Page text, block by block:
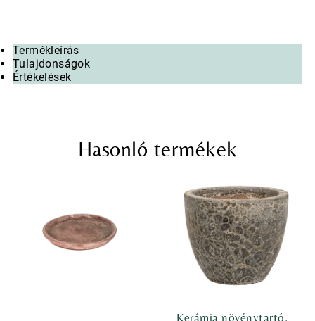
Termékleírás
Tulajdonságok
Értékelések
Hasonló termékek
Kerámia növénytartó,